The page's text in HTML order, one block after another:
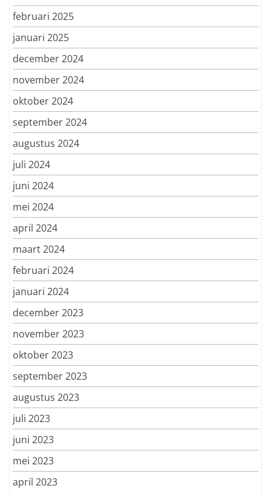
februari 2025
januari 2025
december 2024
november 2024
oktober 2024
september 2024
augustus 2024
juli 2024
juni 2024
mei 2024
april 2024
maart 2024
februari 2024
januari 2024
december 2023
november 2023
oktober 2023
september 2023
augustus 2023
juli 2023
juni 2023
mei 2023
april 2023